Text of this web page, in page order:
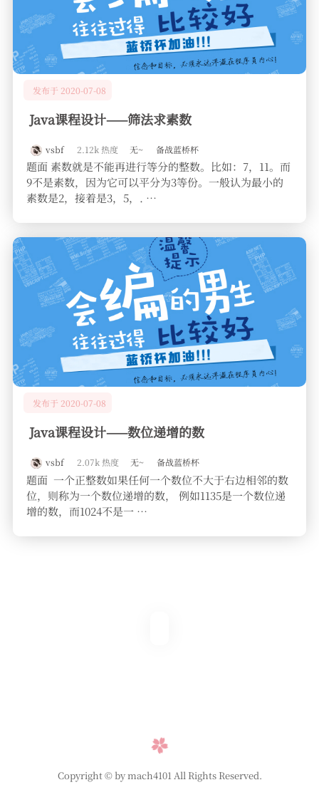
发布于 2020-07-08
Java课程设计——筛法求素数
vsbf 2.12k 热度 无~ 备战蓝桥杯
题面 素数就是不能再进行等分的整数。比如：7，11。而
9不是素数，因为它可以平分为3等份。一般认为最小的
素数是2，接着是3，5，. …
发布于 2020-07-08
Java课程设计——数位递增的数
vsbf 2.07k 热度 无~ 备战蓝桥杯
题面 一个正整数如果任何一个数位不大于右边相邻的数
位，则称为一个数位递增的数， 例如1135是一个数位递
增的数，而1024不是一 …
Copyright © by mach4101 All Rights Reserved.